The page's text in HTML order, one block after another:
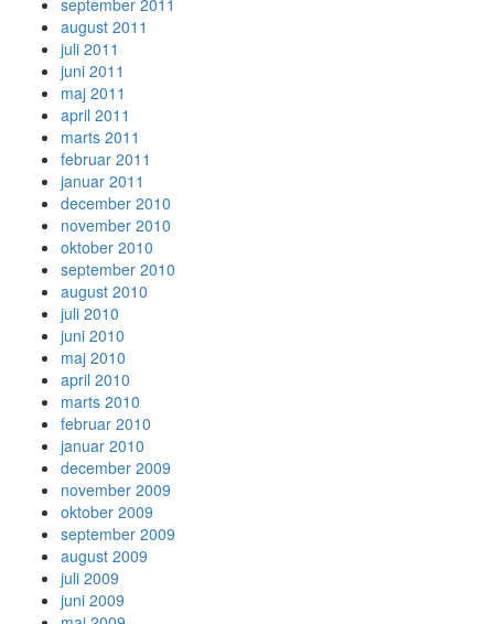
september 2011
august 2011
juli 2011
juni 2011
maj 2011
april 2011
marts 2011
februar 2011
januar 2011
december 2010
november 2010
oktober 2010
september 2010
august 2010
juli 2010
juni 2010
maj 2010
april 2010
marts 2010
februar 2010
januar 2010
december 2009
november 2009
oktober 2009
september 2009
august 2009
juli 2009
juni 2009